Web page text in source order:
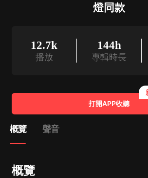
燈同款
12.7k
播放
144h
專輯時長
打開APP收聽
概覽 聲音
概覽